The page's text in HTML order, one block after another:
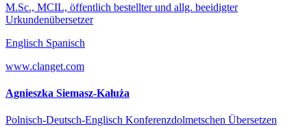
M.Sc., MCIL, öffentlich bestellter und allg. beeidigter
Urkundenübersetzer
Englisch Spanisch
www.clanget.com
Agnieszka Siemasz-Kałuża
Polnisch-Deutsch-Englisch Konferenzdolmetschen Übersetzen